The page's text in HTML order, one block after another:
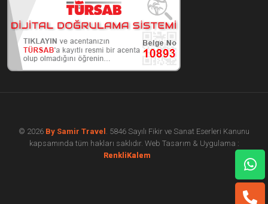
© 2026 By Samir Travel . 5846 Sayılı Fikir ve Sanat Eserleri Kanunu
kapsamında tüm hakları saklıdır. Web Tasarım & Uygulama :
çorlu web tasarım